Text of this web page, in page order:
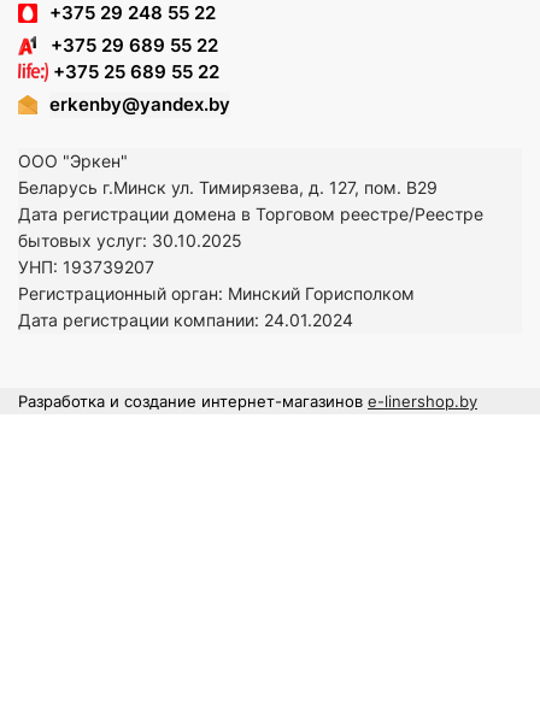
+375 29 248 55 22
+375 29 689 55 22
+375 25 689 55 22
erkenby@yandex.by
ООО "Эркен"
Беларусь г.Минск ул. Тимирязева, д. 127, пом. В29
Дата регистрации домена в Торговом реестре/Реестре
бытовых услуг: 30.10.2025
УНП: 193739207
Регистрационный орган: Минский Горисполком
Дата регистрации компании: 24.01.2024
Разработка и создание интернет-магазинов e-linershop.by